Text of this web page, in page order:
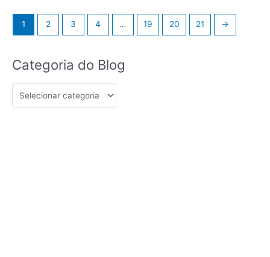
1 2 3 4 … 19 20 21 →
Categoria do Blog
Categoria
do
Blog